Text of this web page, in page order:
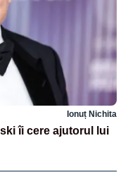
Ionuț Nichita
îi cere ajutorul lui